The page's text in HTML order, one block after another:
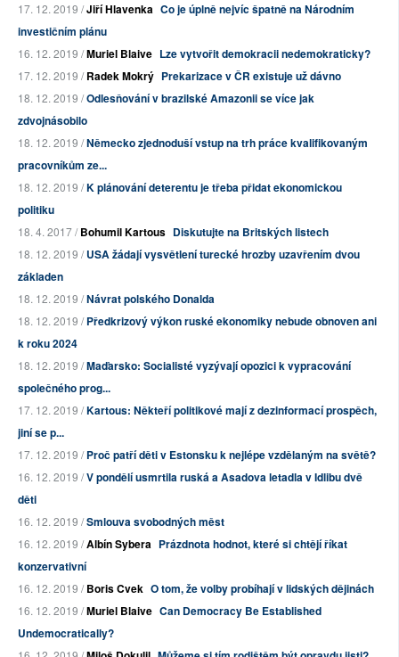
17. 12. 2019 /Jiří Hlavenka Co je úplně nejvíc špatně na Národním
investičním plánu
16. 12. 2019 /Muriel Blaive Lze vytvořit demokracii nedemokraticky?
17. 12. 2019 /Radek Mokrý Prekarizace v ČR existuje už dávno
18. 12. 2019 /Odlesňování v brazilské Amazonii se více jak
zdvojnásobilo
18. 12. 2019 /Německo zjednoduší vstup na trh práce kvalifikovaným
pracovníkům ze...
18. 12. 2019 /K plánování deterentu je třeba přidat ekonomickou
politiku
18. 4. 2017 /Bohumil Kartous Diskutujte na Britských listech
18. 12. 2019 /USA žádají vysvětlení turecké hrozby uzavřením dvou
základen
18. 12. 2019 /Návrat polského Donalda
18. 12. 2019 /Předkrizový výkon ruské ekonomiky nebude obnoven ani
k roku 2024
18. 12. 2019 /Maďarsko: Socialisté vyzývají opozici k vypracování
společného prog...
17. 12. 2019 /Kartous: Někteří politikové mají z dezinformací prospěch,
jiní se p...
17. 12. 2019 /Proč patří děti v Estonsku k nejlépe vzdělaným na světě?
16. 12. 2019 /V pondělí usmrtila ruská a Asadova letadla v Idlibu dvě
děti
16. 12. 2019 /Smlouva svobodných měst
16. 12. 2019 /Albín Sybera Prázdnota hodnot, které si chtějí říkat
konzervativní
16. 12. 2019 /Boris Cvek O tom, že volby probíhají v lidských dějinách
16. 12. 2019 /Muriel Blaive Can Democracy Be Established
Undemocratically?